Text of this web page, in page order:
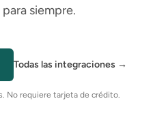
siempre.
Todas las integraciones →
No requiere tarjeta de crédito.